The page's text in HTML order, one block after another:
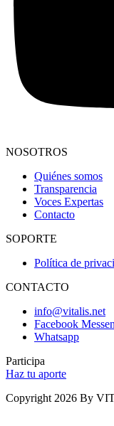
NOSOTROS
Quiénes somos
Transparencia
Voces Expertas
Contacto
SOPORTE
Política de
CONTACTO
info@vitalis.net
Facebook
Whatsapp
Participa
Haz tu aporte
Copyright 2026 By